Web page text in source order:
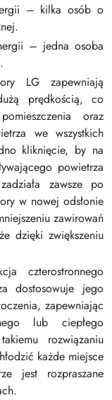
– kilka osób o
– jedna osoba
LG zapewniają
prędkością, co
oraz
we wszystkich
kliknięcie, by na
powietrza
zawsze po
w nowej odsłonie
zawirowań
dzięki zwiększeniu
czterostronnego
dostosowuje jego
zapewniając
lub ciepłego
rozwiązaniu
każde miejsce
jest rozpraszane